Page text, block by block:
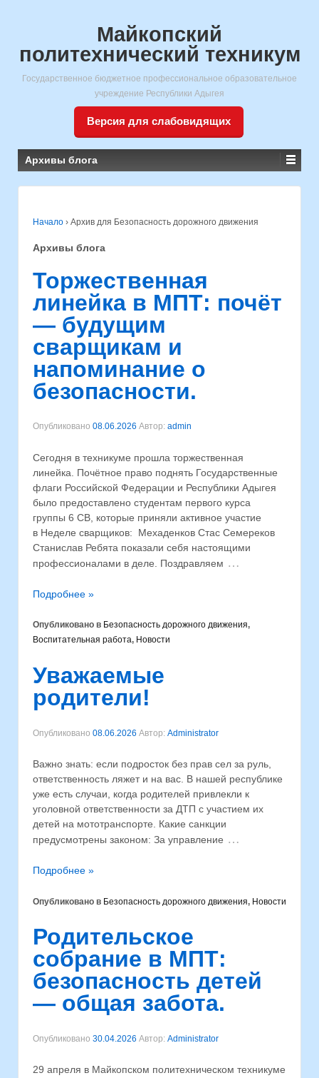
Майкопский
политехнический техникум
Государственное бюджетное профессиональное образовательное
учреждение Республики Адыгея
Версия для слабовидящих
Архивы блога
Начало › Архив для Безопасность дорожного движения
Архивы блога
Торжественная
линейка в МПТ: почёт
— будущим
сварщикам и
напоминание о
безопасности.
Опубликовано 08.06.2026 Автор: admin
Сегодня в техникуме прошла торжественная
линейка. Почётное право поднять Государственные
флаги Российской Федерации и Республики Адыгея
было предоставлено студентам первого курса
группы 6 СВ, которые приняли активное участие
в Неделе сварщиков: Мехаденков Стас Семереков
Станислав Ребята показали себя настоящими
профессионалами в деле. Поздравляем …
Подробнее »
Опубликовано в Безопасность дорожного движения,
Воспитательная работа, Новости
Уважаемые
родители!
Опубликовано 08.06.2026 Автор: Administrator
Важно знать: если подросток без прав сел за руль,
ответственность ляжет и на вас. В нашей республике
уже есть случаи, когда родителей привлекли к
уголовной ответственности за ДТП с участием их
детей на мототранспорте. Какие санкции
предусмотрены законом: За управление …
Подробнее »
Опубликовано в Безопасность дорожного движения, Новости
Родительское
собрание в МПТ:
безопасность детей
— общая забота.
Опубликовано 30.04.2026 Автор: Administrator
29 апреля в Майкопском политехническом техникуме